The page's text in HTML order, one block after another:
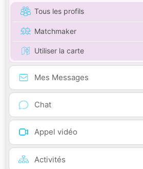
Tous les profils
Matchmaker
Utiliser la carte
Mes Messages
Chat
Appel vidéo
Activités